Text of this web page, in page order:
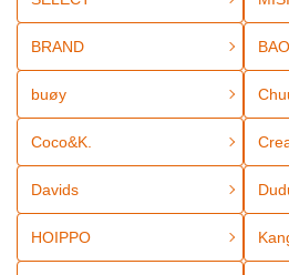
BRAND
buøy
Coco&K.
Davids
HOIPPO